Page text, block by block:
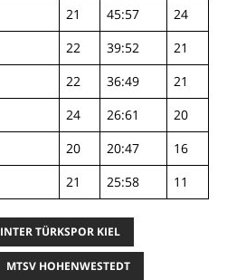
21 45:57
24
22 39:52
21
22 36:49
21
24 26:61
20
20 20:47
16
21 25:58 11
INTER TÜRKSPOR KIEL
MTSV HOHENWESTEDT